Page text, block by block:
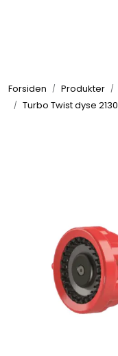
Forsiden Produkter
Turbo Twist dyse 2130
Produkter
Kvalitet og miljø